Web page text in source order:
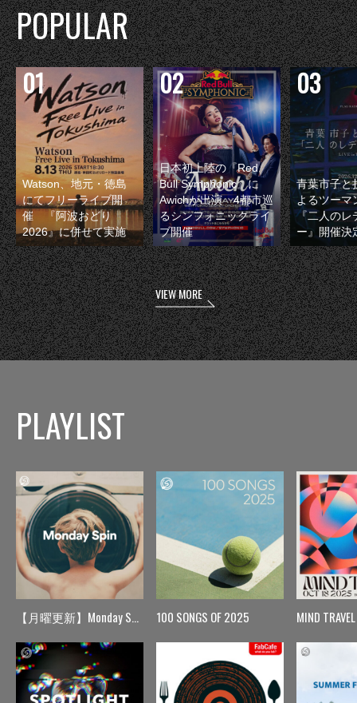
POPULAR
Watson、地元・徳島
にてフリーライブ開
催 『阿波おどり
2026』に併せて実施
日本初上陸の『Red
Bull Symphonic』に
Awichが出演 4都市巡
るシンフォニックライ
ブ開催
青葉市子と
よるツーマ
『二人のレ
ー』開催決
VIEW MORE
PLAYLIST
【月曜更新】Monday Spin 100 SONGS OF 2025 MIND TRAVEL